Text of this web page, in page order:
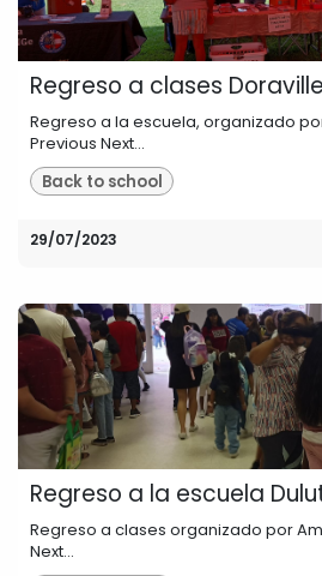
Regreso a clases Doraville
Regreso a la escuela, organizado
Previous Next...
Back to school
29/07/2023
Regreso a la escuela
Regreso a clases organizado por
Next...